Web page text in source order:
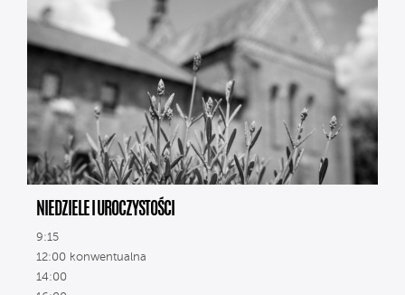
NIEDZIELE I UROCZYSTOŚCI
9:15
12:00 konwentualna
14:00